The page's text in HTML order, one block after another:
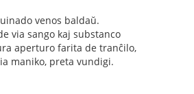
venos baldaŭ.
via sango kaj substanco
aperturo farita de tranĉilo,
maniko, preta vundigi.